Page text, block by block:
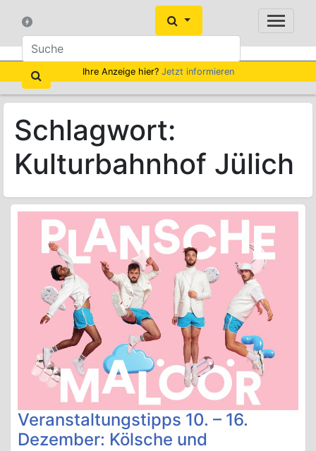
Ihre Anzeige hier? Jetzt informieren
Schlagwort:
Kulturbahnhof Jülich
Veranstaltungstipps 10. – 16.
Dezember: Kölsche und